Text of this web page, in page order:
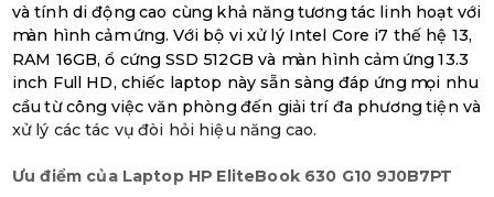
và tính di động cao cùng khả năng tương tác linh hoạt với
màn hình cảm ứng. Với bộ vi xử lý Intel Core i7 thế hệ 13,
RAM 16GB, ổ cứng SSD 512GB và màn hình cảm ứng 13.3
inch Full HD, chiếc laptop này sẵn sàng đáp ứng mọi nhu
cầu từ công việc văn phòng đến giải trí đa phương tiện và
xử lý các tác vụ đòi hỏi hiệu năng cao.
Ưu điểm của Laptop HP EliteBook 630 G10 9J0B7PT